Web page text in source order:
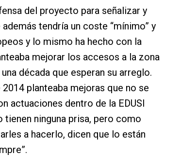
del proyecto para señalizar y
tendría un coste “mínimo” y
y lo mismo ha hecho con la
mejorar los accesos a la zona
década que esperan su arreglo.
planteaba mejoras que no se
actuaciones dentro de la EDUSI
tienen ninguna prisa, pero como
a hacerlo, dicen que lo están